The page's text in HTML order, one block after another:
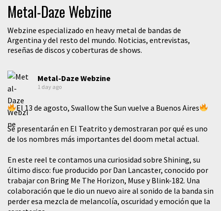
Metal-Daze Webzine
Webzine especializado en heavy metal de bandas de
Argentina y del resto del mundo. Noticias, entrevistas,
reseñas de discos y coberturas de shows.
Metal-Daze Webzine
1 day ago
El 13 de agosto, Swallow the Sun vuelve a Buenos Aires
Se presentarán en El Teatrito y demostraran por qué es uno
de los nombres más importantes del doom metal actual.
En este reel te contamos una curiosidad sobre Shining, su
último disco: fue producido por Dan Lancaster, conocido por
trabajar con Bring Me The Horizon, Muse y Blink-182. Una
colaboración que le dio un nuevo aire al sonido de la banda sin
perder esa mezcla de melancolía, oscuridad y emoción que la